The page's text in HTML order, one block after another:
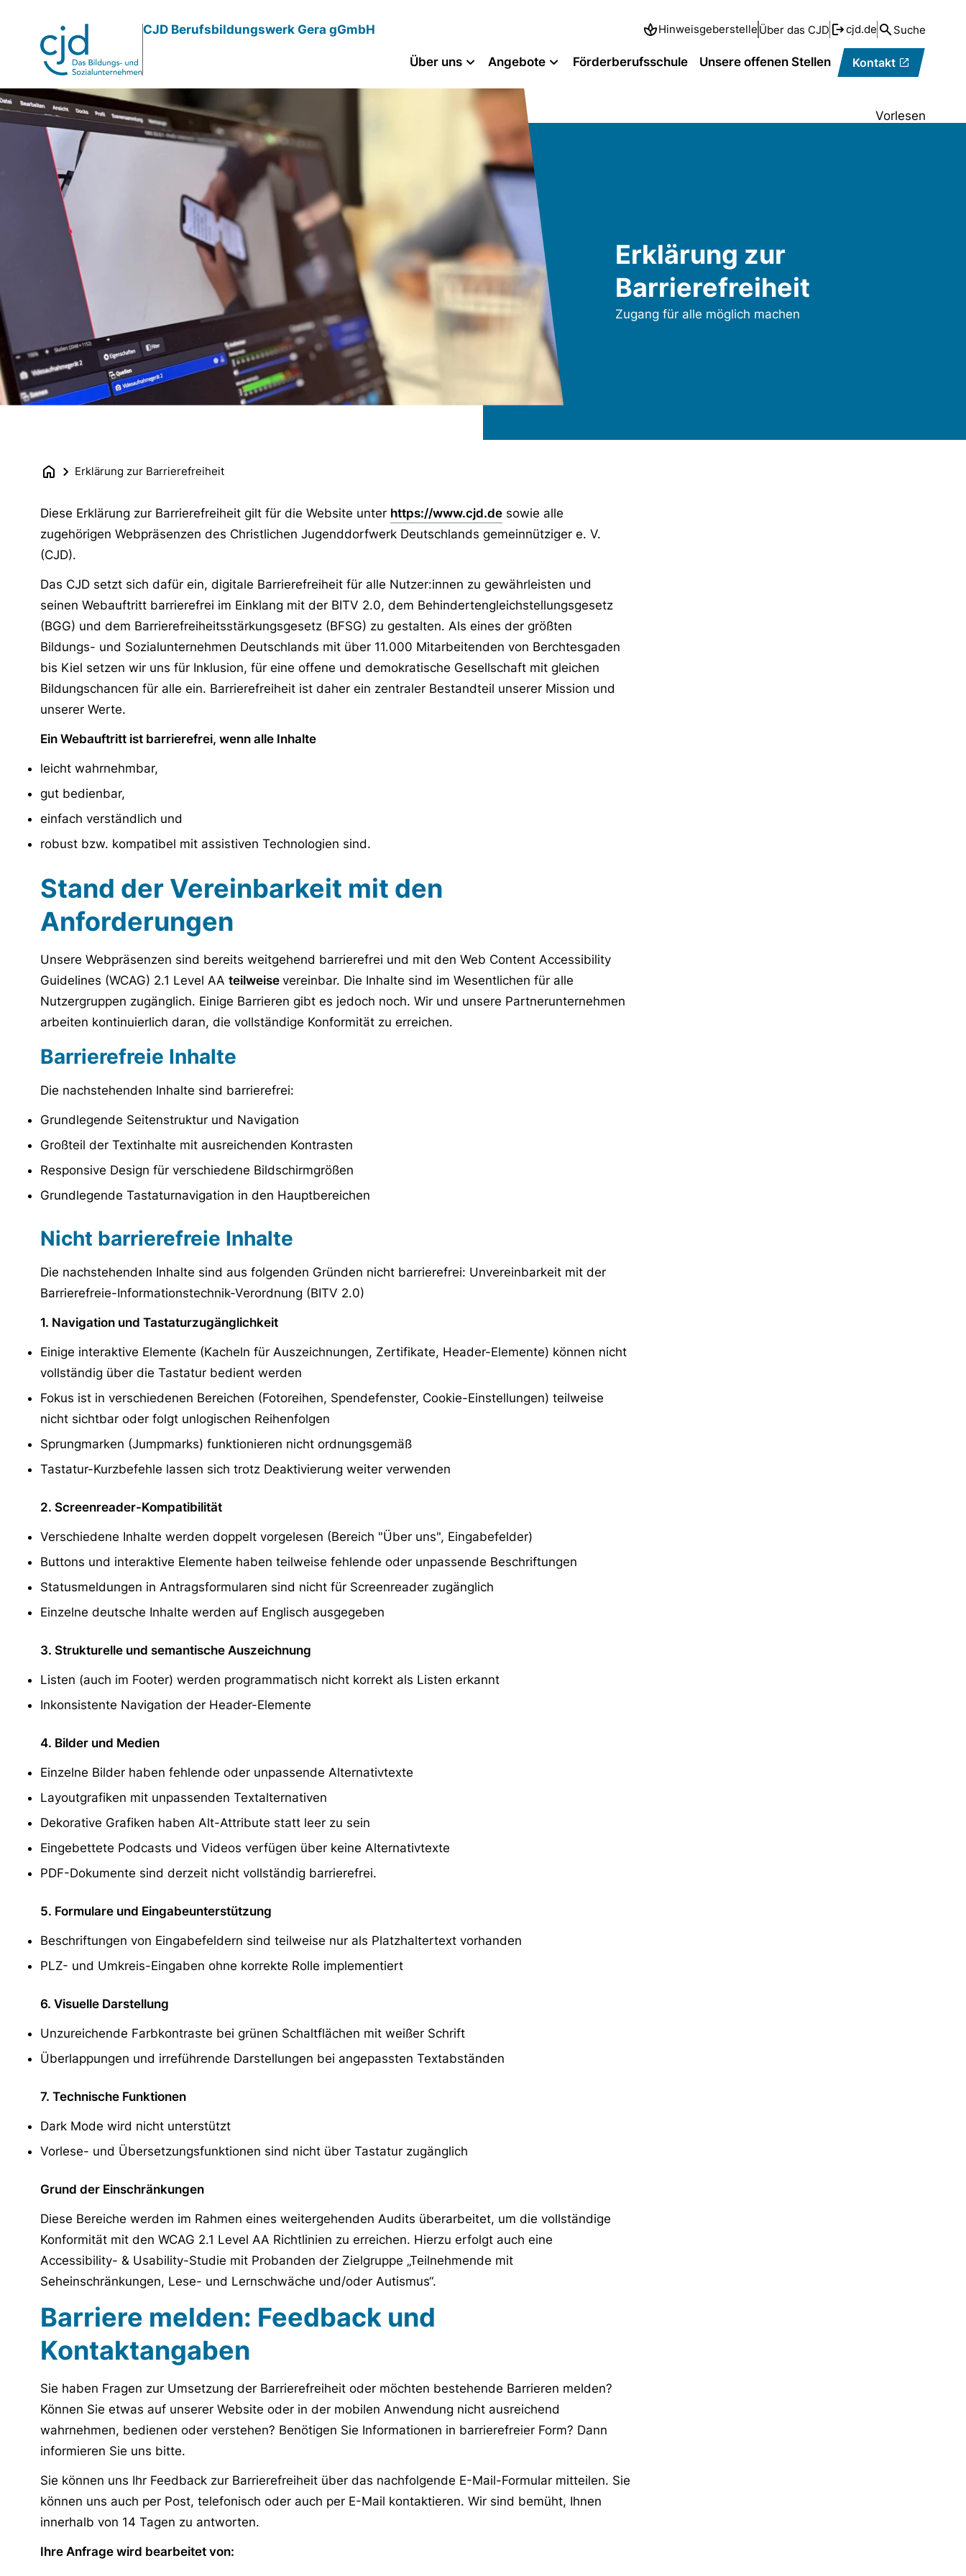
CJD Berufsbildungswerk Gera gGmbH Hinweisgeberstelle Über das CJD cjd.de Suche
Kontakt
Über uns Angebote Förderberufsschule Unsere offenen Stellen
Vorlesen
Erklärung zur
Barrierefreiheit
Zugang für alle möglich machen
Erklärung zur Barrierefreiheit
Diese Erklärung zur Barrierefreiheit gilt für die Website unter https://www.cjd.de sowie alle
zugehörigen Webpräsenzen des Christlichen Jugenddorfwerk Deutschlands gemeinnütziger e. V.
(CJD).
Das CJD setzt sich dafür ein, digitale Barrierefreiheit für alle Nutzer:innen zu gewährleisten und
seinen Webauftritt barrierefrei im Einklang mit der BITV 2.0, dem Behindertengleichstellungsgesetz
(BGG) und dem Barrierefreiheitsstärkungsgesetz (BFSG) zu gestalten. Als eines der größten
Bildungs- und Sozialunternehmen Deutschlands mit über 11.000 Mitarbeitenden von Berchtesgaden
bis Kiel setzen wir uns für Inklusion, für eine offene und demokratische Gesellschaft mit gleichen
Bildungschancen für alle ein. Barrierefreiheit ist daher ein zentraler Bestandteil unserer Mission und
unserer Werte.
Ein Webauftritt ist barrierefrei, wenn alle Inhalte
leicht wahrnehmbar,
gut bedienbar,
einfach verständlich und
robust bzw. kompatibel mit assistiven Technologien sind.
Stand der Vereinbarkeit mit den
Anforderungen
Unsere Webpräsenzen sind bereits weitgehend barrierefrei und mit den Web Content Accessibility
Guidelines (WCAG) 2.1 Level AA teilweise vereinbar. Die Inhalte sind im Wesentlichen für alle
Nutzergruppen zugänglich. Einige Barrieren gibt es jedoch noch. Wir und unsere Partnerunternehmen
arbeiten kontinuierlich daran, die vollständige Konformität zu erreichen.
Barrierefreie Inhalte
Die nachstehenden Inhalte sind barrierefrei:
Grundlegende Seitenstruktur und Navigation
Großteil der Textinhalte mit ausreichenden Kontrasten
Responsive Design für verschiedene Bildschirmgrößen
Grundlegende Tastaturnavigation in den Hauptbereichen
Nicht barrierefreie Inhalte
Die nachstehenden Inhalte sind aus folgenden Gründen nicht barrierefrei: Unvereinbarkeit mit der
Barrierefreie-Informationstechnik-Verordnung (BITV 2.0)
1. Navigation und Tastaturzugänglichkeit
Einige interaktive Elemente (Kacheln für Auszeichnungen, Zertifikate, Header-Elemente) können nicht
vollständig über die Tastatur bedient werden
Fokus ist in verschiedenen Bereichen (Fotoreihen, Spendefenster, Cookie-Einstellungen) teilweise
nicht sichtbar oder folgt unlogischen Reihenfolgen
Sprungmarken (Jumpmarks) funktionieren nicht ordnungsgemäß
Tastatur-Kurzbefehle lassen sich trotz Deaktivierung weiter verwenden
2. Screenreader-Kompatibilität
Verschiedene Inhalte werden doppelt vorgelesen (Bereich "Über uns", Eingabefelder)
Buttons und interaktive Elemente haben teilweise fehlende oder unpassende Beschriftungen
Statusmeldungen in Antragsformularen sind nicht für Screenreader zugänglich
Einzelne deutsche Inhalte werden auf Englisch ausgegeben
3. Strukturelle und semantische Auszeichnung
Listen (auch im Footer) werden programmatisch nicht korrekt als Listen erkannt
Inkonsistente Navigation der Header-Elemente
4. Bilder und Medien
Einzelne Bilder haben fehlende oder unpassende Alternativtexte
Layoutgrafiken mit unpassenden Textalternativen
Dekorative Grafiken haben Alt-Attribute statt leer zu sein
Eingebettete Podcasts und Videos verfügen über keine Alternativtexte
PDF-Dokumente sind derzeit nicht vollständig barrierefrei.
5. Formulare und Eingabeunterstützung
Beschriftungen von Eingabefeldern sind teilweise nur als Platzhaltertext vorhanden
PLZ- und Umkreis-Eingaben ohne korrekte Rolle implementiert
6. Visuelle Darstellung
Unzureichende Farbkontraste bei grünen Schaltflächen mit weißer Schrift
Überlappungen und irreführende Darstellungen bei angepassten Textabständen
7. Technische Funktionen
Dark Mode wird nicht unterstützt
Vorlese- und Übersetzungsfunktionen sind nicht über Tastatur zugänglich
Grund der Einschränkungen
Diese Bereiche werden im Rahmen eines weitergehenden Audits überarbeitet, um die vollständige
Konformität mit den WCAG 2.1 Level AA Richtlinien zu erreichen. Hierzu erfolgt auch eine
Accessibility- & Usability-Studie mit Probanden der Zielgruppe „Teilnehmende mit
Seheinschränkungen, Lese- und Lernschwäche und/oder Autismus“.
Barriere melden: Feedback und
Kontaktangaben
Sie haben Fragen zur Umsetzung der Barrierefreiheit oder möchten bestehende Barrieren melden?
Können Sie etwas auf unserer Website oder in der mobilen Anwendung nicht ausreichend
wahrnehmen, bedienen oder verstehen? Benötigen Sie Informationen in barrierefreier Form? Dann
informieren Sie uns bitte.
Sie können uns Ihr Feedback zur Barrierefreiheit über das nachfolgende E-Mail-Formular mitteilen. Sie
können uns auch per Post, telefonisch oder auch per E-Mail kontaktieren. Wir sind bemüht, Ihnen
innerhalb von 14 Tagen zu antworten.
Ihre Anfrage wird bearbeitet von: